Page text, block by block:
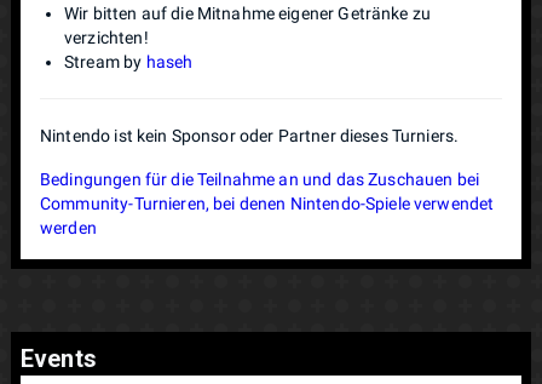
Wir bitten auf die Mitnahme eigener Getränke zu
verzichten!
Stream by haseh
Nintendo ist kein Sponsor oder Partner dieses Turniers.
Bedingungen für die Teilnahme an und das Zuschauen bei
Community-Turnieren, bei denen Nintendo-Spiele verwendet
werden
Events